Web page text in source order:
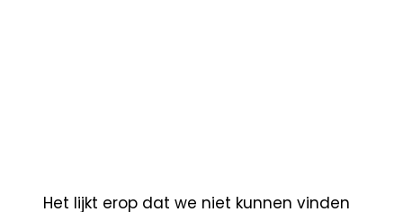
Het lijkt erop dat we niet kunnen vinden